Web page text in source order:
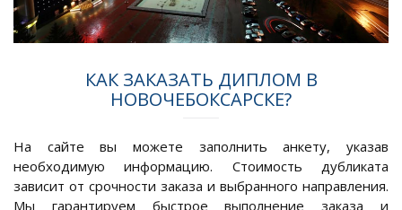
КАК ЗАКАЗАТЬ ДИПЛОМ В
НОВОЧЕБОКСАРСКЕ?
На сайте вы можете заполнить анкету, указав
необходимую информацию. Стоимость дубликата
зависит от срочности заказа и выбранного направления.
Мы гарантируем быстрое выполнение заказа и